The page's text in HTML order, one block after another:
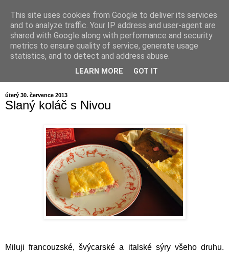
Voyage au pays de la
patisserie
...aneb ochutnávání všeho dobrého
úterý 30. července 2013
Slaný koláč s Nivou
Miluji francouzské, švýcarské a italské sýry všeho druhu.
This site uses cookies from Google to deliver its services
and to analyze traffic. Your IP address and user-agent are
shared with Google along with performance and security
metrics to ensure quality of service, generate usage
statistics, and to detect and address abuse.
LEARN MORE GOT IT